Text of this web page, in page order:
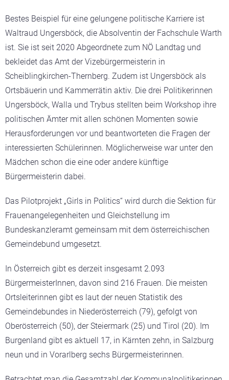
Bestes Beispiel für eine gelungene politische Karriere ist
Waltraud Ungersböck, die Absolventin der Fachschule Warth
ist. Sie ist seit 2020 Abgeordnete zum NÖ Landtag und
bekleidet das Amt der Vizebürgermeisterin in
Scheiblingkirchen-Thernberg. Zudem ist Ungersböck als
Ortsbäuerin und Kammerrätin aktiv. Die drei Politikerinnen
Ungersböck, Walla und Trybus stellten beim Workshop ihre
politischen Ämter mit allen schönen Momenten sowie
Herausforderungen vor und beantworteten die Fragen der
interessierten Schülerinnen. Möglicherweise war unter den
Mädchen schon die eine oder andere künftige
Bürgermeisterin dabei.
Das Pilotprojekt „Girls in Politics“ wird durch die Sektion für
Frauenangelegenheiten und Gleichstellung im
Bundeskanzleramt gemeinsam mit dem österreichischen
Gemeindebund umgesetzt.
In Österreich gibt es derzeit insgesamt 2.093
BürgermeisterInnen, davon sind 216 Frauen. Die meisten
Ortsleiterinnen gibt es laut der neuen Statistik des
Gemeindebundes in Niederösterreich (79), gefolgt von
Oberösterreich (50), der Steiermark (25) und Tirol (20). Im
Burgenland gibt es aktuell 17, in Kärnten zehn, in Salzburg
neun und in Vorarlberg sechs Bürgermeisterinnen.